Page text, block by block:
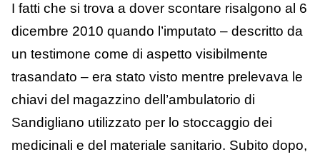
I fatti che si trova a dover scontare risalgono al 6
dicembre 2010 quando l’imputato – descritto da
un testimone come di aspetto visibilmente
trasandato – era stato visto mentre prelevava le
chiavi del magazzino dell’ambulatorio di
Sandigliano utilizzato per lo stoccaggio dei
medicinali e del materiale sanitario. Subito dopo,